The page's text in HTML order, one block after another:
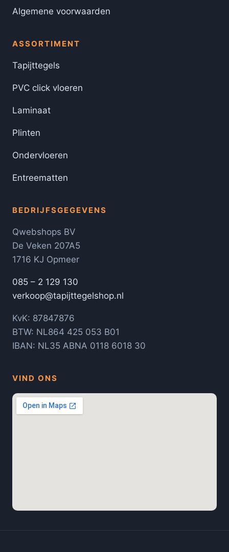
Algemene voorwaarden
ASSORTIMENT
Tapijttegels
PVC click vloeren
Laminaat
Plinten
Ondervloeren
Entreematten
BEDRIJFSGEGEVENS
Qwebshops BV
De Veken 207A5
1716 KJ Opmeer
085 – 2 129 130
verkoop@tapijttegelshop.nl
KvK: 87847876
BTW: NL864 425 053 B01
IBAN: NL35 ABNA 0118 6018 30
VIND ONS